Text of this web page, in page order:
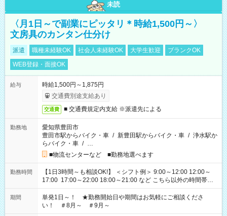
未読
〈月1日～で副業にピッタリ＊時給1,500円～〉
文房具のカンタン仕分け
派遣 職種未経験OK 社会人未経験OK 大学生歓迎
ブランクOK
WEB登録・面接OK
給与
時給1,500円～1,875円
交通費別途支給あり
交通費 ■ 交通費規定内支給 ※派遣先による
勤務地
愛知県豊田市
豊田市駅からバイク・車 / 新豊田駅からバイク・車 / 浄水駅か
らバイク・車 / …
■物流センターなど ■勤務地選べます
勤務時間
【1日3時間～も相談OK!】 ＜シフト例＞ 9:00～12:00 12:00～
17:00 17:00～22:00 18:00～21:00 など こちら以外の時間帯も
お気軽にご相談ください！
期間
単発1日～！ ★勤務開始日や期間はお気軽にご相談くださ
い！ ＃8月～ ＃9月～